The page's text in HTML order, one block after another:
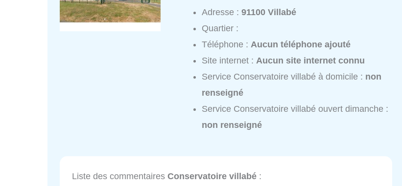
Adresse :91100 Villabé
Quartier :
Téléphone :Aucun téléphone ajouté
Site internet :Aucun site internet connu
Service Conservatoire villabé à domicile : non
renseigné
Service Conservatoire villabé ouvert dimanche :
non renseigné
Liste des commentaires Conservatoire villabé :